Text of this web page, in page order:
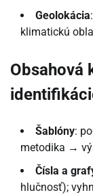
Geolokácia
klimatickú
Obsahová
Šablóny:
metodika →
Čísla a
hlučnosť);